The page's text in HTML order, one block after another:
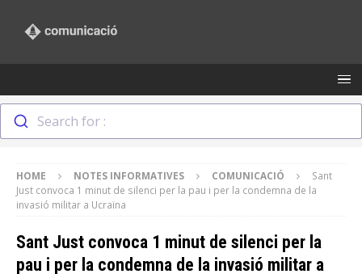
Search for :
HOME NOTES INFORMATIVES COMUNICACIÓ
Sant
Just convoca 1 minut de silenci per la pau i per la condemna de la
invasió militar a Ucraïna
Sant Just convoca 1 minut de silenci per la
pau i per la condemna de la invasió militar a